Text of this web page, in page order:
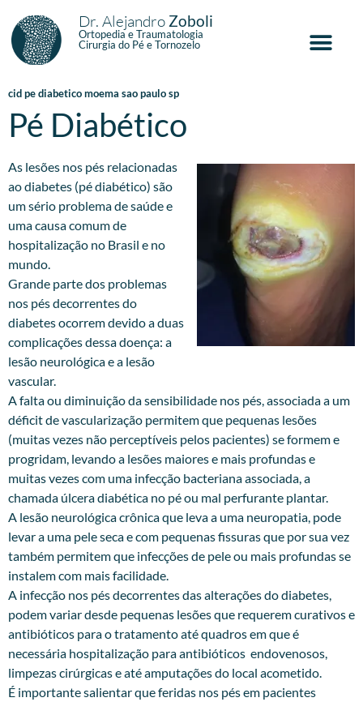
Dr. Alejandro Zoboli
Ortopedia e Traumatologia
Cirurgia do Pé e Tornozelo
cid pe diabetico moema sao paulo sp
Pé Diabético
As lesões nos pés relacionadas
ao diabetes (pé diabético) são
um sério problema de saúde e
uma causa comum de
hospitalização no Brasil e no
mundo.
Grande parte dos problemas
nos pés decorrentes do
diabetes ocorrem devido a duas
complicações dessa doença: a
lesão neurológica e a lesão
vascular.
A falta ou diminuição da sensibilidade nos pés, associada a um
déficit de vascularização permitem que pequenas lesões
(muitas vezes não perceptíveis pelos pacientes) se formem e
progridam, levando a lesões maiores e mais profundas e
muitas vezes com uma infecção bacteriana associada, a
chamada úlcera diabética no pé ou mal perfurante plantar.
A lesão neurológica crônica que leva a uma neuropatia, pode
levar a uma pele seca e com pequenas fissuras que por sua vez
também permitem que infecções de pele ou mais profundas se
instalem com mais facilidade.
A infecção nos pés decorrentes das alterações do diabetes,
podem variar desde pequenas lesões que requerem curativos e
antibióticos para o tratamento até quadros em que é
necessária hospitalização para antibióticos endovenosos,
limpezas cirúrgicas e até amputações do local acometido.
É importante salientar que feridas nos pés em pacientes